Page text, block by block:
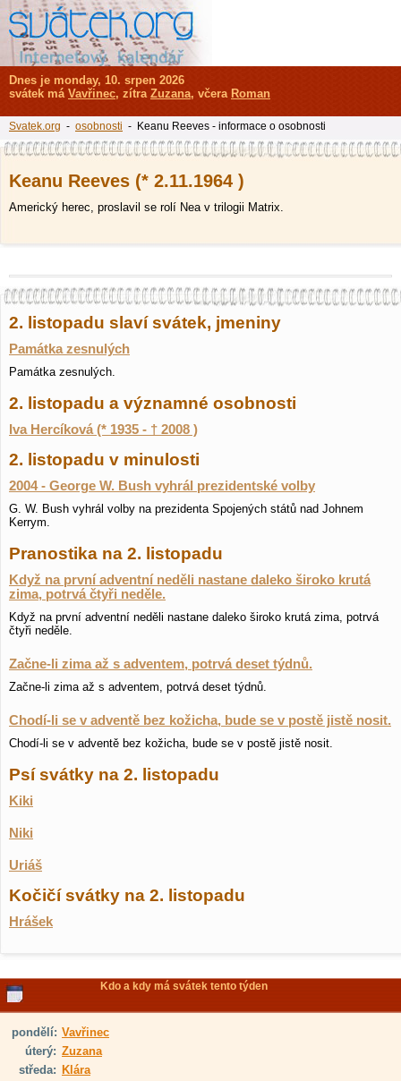
Keanu Reeves (* 2.11.1964 )
Americký herec, proslavil se rolí Nea v trilogii Matrix.
2. listopadu slaví svátek, jmeniny
Památka zesnulých
Památka zesnulých.
2. listopadu a významné osobnosti
Iva Hercíková (* 1935 - † 2008 )
2. listopadu v minulosti
2004 - George W. Bush vyhrál prezidentské volby
G. W. Bush vyhrál volby na prezidenta Spojených států nad Johnem
Kerrym.
Pranostika na 2. listopadu
Když na první adventní neděli nastane daleko široko krutá
zima, potrvá čtyři neděle.
Když na první adventní neděli nastane daleko široko krutá zima, potrvá
čtyři neděle.
Začne-li zima až s adventem, potrvá deset týdnů.
Začne-li zima až s adventem, potrvá deset týdnů.
Chodí-li se v adventě bez kožicha, bude se v postě jistě nosit.
Chodí-li se v adventě bez kožicha, bude se v postě jistě nosit.
Psí svátky na 2. listopadu
Kiki
Niki
Uriáš
Kočičí svátky na 2. listopadu
Hrášek
Kdo a kdy má svátek tento týden
pondělí: Vavřinec
úterý: Zuzana
středa: Klára
Dnes je monday, 10. srpen 2026
svátek má Vavřinec, zítra Zuzana, včera Roman
Svatek.org - osobnosti - Keanu Reeves - informace o osobnosti